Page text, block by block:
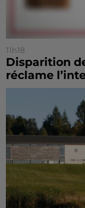
11h18
Disparition
réclame